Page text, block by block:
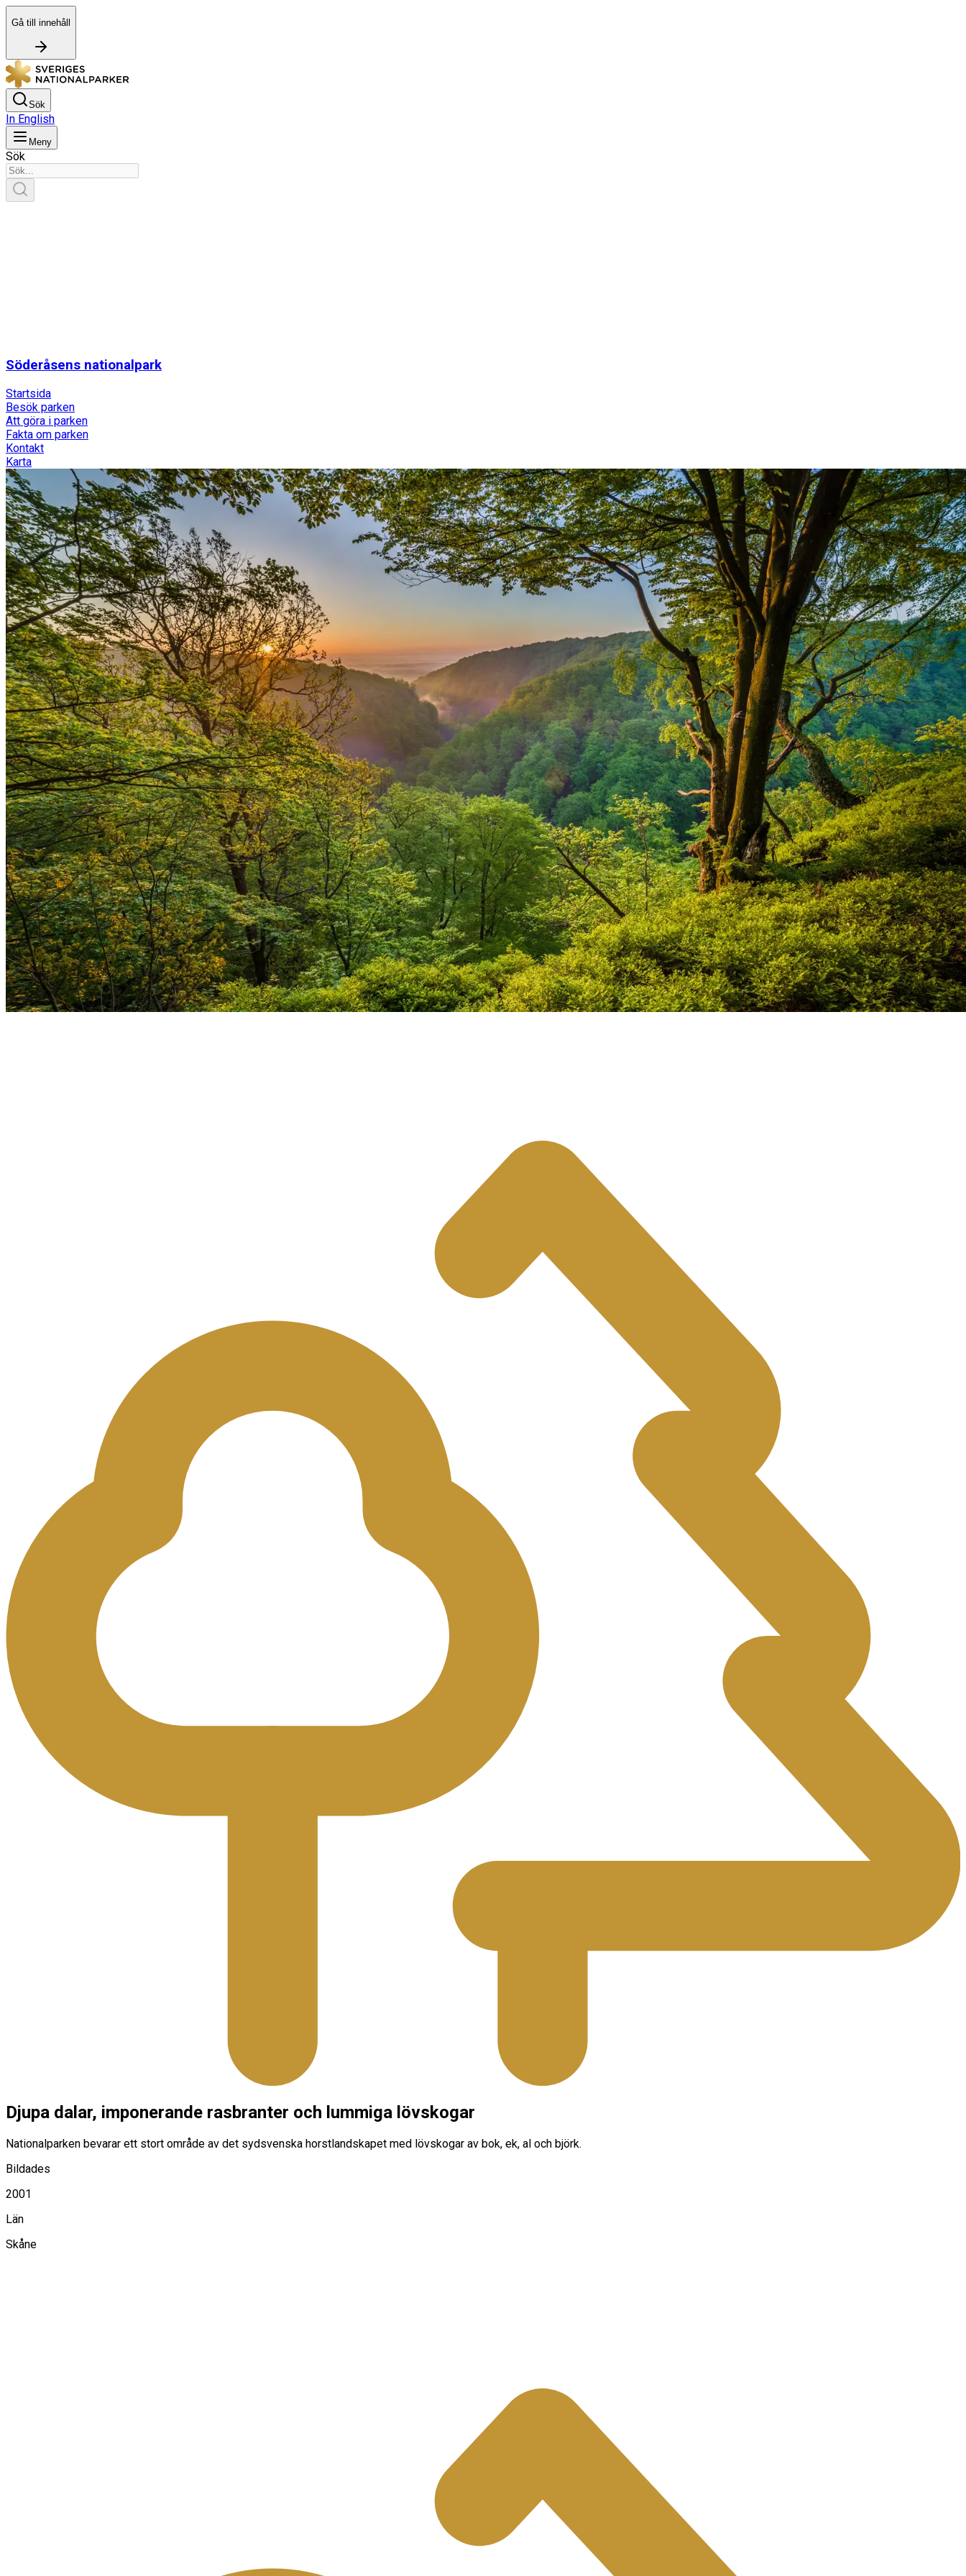
Gå till innehåll
Sök
In English
Meny
Sök
Söderåsens nationalpark
Startsida
Besök parken
Att göra i parken
Fakta om parken
Kontakt
Karta
Djupa dalar, imponerande rasbranter och lummiga lövskogar
Nationalparken bevarar ett stort område av det sydsvenska horstlandskapet med lövskogar av bok, ek, al och björk.
Bildades
2001
Län
Skåne